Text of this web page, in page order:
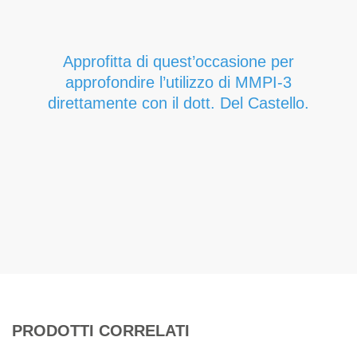
Approfitta di quest’occasione per
approfondire l’utilizzo di MMPI-3
direttamente con il dott. Del Castello.
PRODOTTI CORRELATI